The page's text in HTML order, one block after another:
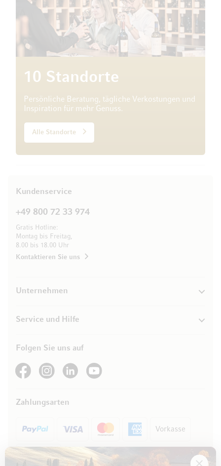
10 Standorte
Persönliche Beratung, tägliche Verkostungen und
Inspiration für mehr Genuss.
Alle Standorte
Kundenservice
+49 800 72 33 974
Gratis Hotline:
Montag bis Freitag,
8.00 bis 18.00 Uhr
Kontaktieren Sie uns
Unternehmen
Service und Hilfe
Folgen Sie uns auf
See our FacebookSee our Instagram account
See our LinkedInSee our YouTube channel
Zahlungsarten
Vorkasse
Rechnung